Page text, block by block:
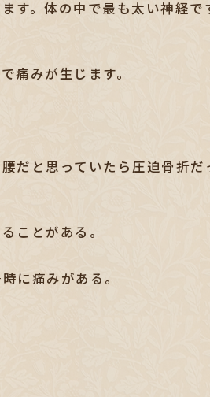
す。体の中で最も太い神経で
痛みが生じます。
だと思っていたら圧迫骨折だ
ことがある。
に痛みがある。